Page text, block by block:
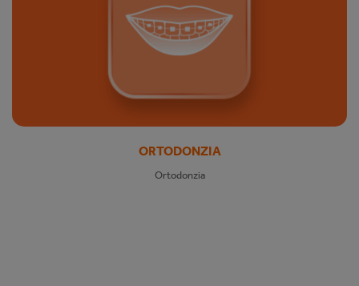
ORTODONZIA
Ortodonzia